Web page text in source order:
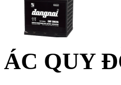
ÁC QUY